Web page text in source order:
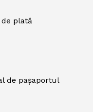
plată
de pașaportul